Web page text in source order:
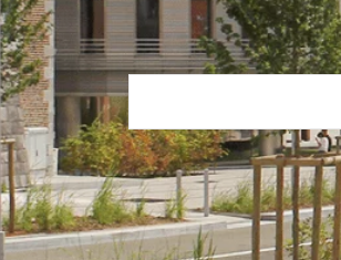
Rechercher